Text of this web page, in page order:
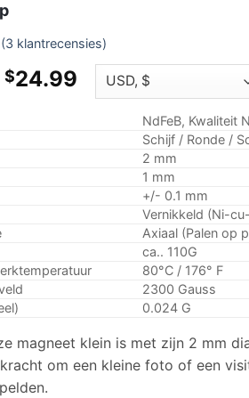
(3 klantrecensies)
$24.99Prijsklasse:
$3.99
$24.99
NdFeB, Kwaliteit
Schijf / Ronde /
2 mm
1 mm
+/- 0.1 mm
Vernikkeld (Ni-
Axiaal (Palen op
ca.. 110G
80°C / 176° F
2300 Gauss
0.024 G
magneet klein is met zijn 2 mm
om een ​​kleine foto of een